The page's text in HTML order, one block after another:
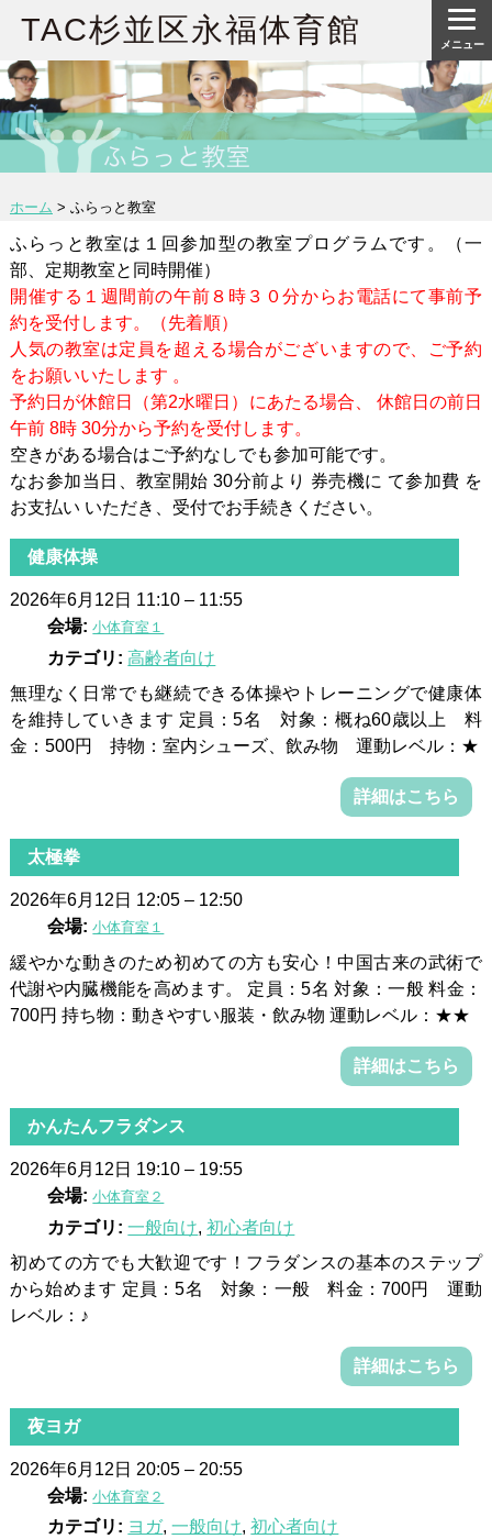
TAC杉並区永福体育館
ホーム > ふらっと教室
ふらっと教室は１回参加型の教室プログラムです。（一
部、定期教室と同時開催）
開催する１週間前の午前８時３０分からお電話にて事前予
約を受付します。（先着順）
人気の教室は定員を超える場合がございますので、ご予約
をお願いいたします 。
予約日が休館日（第2水曜日）にあたる場合、 休館日の前日
午前 8時 30分から予約を受付します。
空きがある場合はご予約なしでも参加可能です。
なお参加当日、教室開始 30分前より 券売機に て参加費 を
お支払い いただき、受付でお手続きください。
健康体操
2026年6月12日 11:10– 11:55
会場: 小体育室１
カテゴリ: 高齢者向け
無理なく日常でも継続できる体操やトレーニングで健康体
を維持していきます 定員：5名 対象：概ね60歳以上 料
金：500円 持物：室内シューズ、飲み物 運動レベル：★
詳細はこちら
太極拳
2026年6月12日 12:05– 12:50
会場: 小体育室１
緩やかな動きのため初めての方も安心！中国古来の武術で
代謝や内臓機能を高めます。 定員：5名 対象：一般 料金：
700円 持ち物：動きやすい服装・飲み物 運動レベル：★★
詳細はこちら
かんたんフラダンス
2026年6月12日 19:10– 19:55
会場: 小体育室２
カテゴリ: 一般向け,初心者向け
初めての方でも大歓迎です！フラダンスの基本のステップ
から始めます 定員：5名 対象：一般 料金：700円 運動
レベル：♪
詳細はこちら
夜ヨガ
2026年6月12日 20:05– 20:55
会場: 小体育室２
カテゴリ: ヨガ,一般向け,初心者向け
メニュー